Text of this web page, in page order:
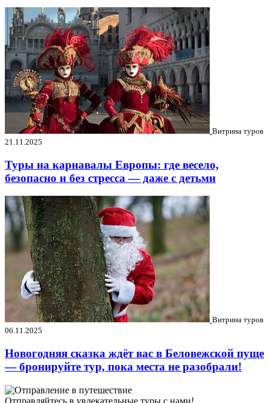
Витрина туров
21.11.2025
Туры на карнавалы Европы: где весело,
безопасно и без стресса — даже с детьми
Витрина туров
06.11.2025
Новогодняя сказка ждёт вас в Беловежской пуще
— бронируйте тур, пока места не разобрали!
Отправляйтесь в увлекательные туры с нами!